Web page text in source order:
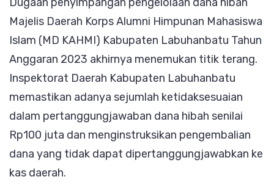
Temukan
Dana
Diminta
Majelis Daerah Korps Alumni Himpunan Mahasiswa
Islam (MD KAHMI) Kabupaten Labuhanbatu Tahun
Anggaran 2023 akhirnya menemukan titik terang.
Inspektorat Daerah Kabupaten Labuhanbatu
memastikan adanya sejumlah ketidaksesuaian
dalam pertanggungjawaban dana hibah senilai
Rp100 juta dan menginstruksikan pengembalian
dana yang tidak dapat dipertanggungjawabkan ke
kas daerah.